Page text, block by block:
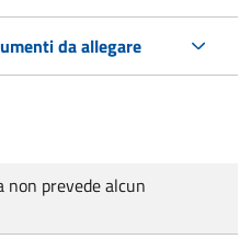
da allegare
non prevede alcun